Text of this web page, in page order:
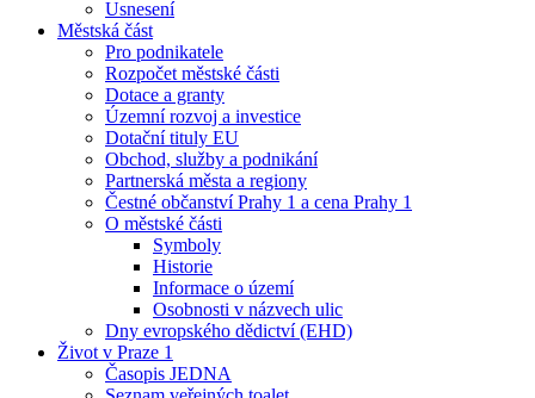
Usnesení
Městská část
Pro podnikatele
Rozpočet městské části
Dotace a granty
Územní rozvoj a investice
Dotační tituly EU
Obchod, služby a podnikání
Partnerská města a regiony
Čestné občanství Prahy 1 a cena Prahy 1
O městské části
Symboly
Historie
Informace o území
Osobnosti v názvech ulic
Dny evropského dědictví (EHD)
Život v Praze 1
Časopis JEDNA